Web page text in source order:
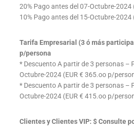
20% Pago antes del 07-Octubre-2024
10% Pago antes del 15-Octubre-2024
Tarifa Empresarial (3 ó más
p/persona
* Descuento A partir de 3 personas –
Octubre-2024 (EUR € 365.oo p/
* Descuento A partir de 3 personas –
Octubre-2024 (EUR € 415.oo p/
Clientes y Clientes VIP: $ Consulte